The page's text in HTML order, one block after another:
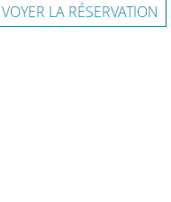
LA RÉSERVATION